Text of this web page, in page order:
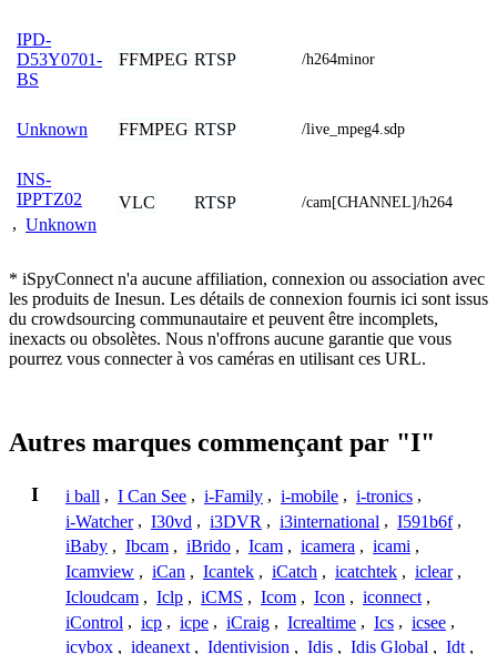
IPD-
D53Y0701-
BS
FFMPEG RTSP /h264minor
Unknown FFMPEG RTSP /live_mpeg4.sdp
INS-
IPPTZ02
, Unknown
VLC RTSP /cam[CHANNEL]/h264
* iSpyConnect n'a aucune affiliation, connexion ou association avec
les produits de Inesun. Les détails de connexion fournis ici sont issus
du crowdsourcing communautaire et peuvent être incomplets,
inexacts ou obsolètes. Nous n'offrons aucune garantie que vous
pourrez vous connecter à vos caméras en utilisant ces URL.
Autres marques commençant par "I"
I i ball , I Can See , i-Family , i-mobile , i-tronics ,
i-Watcher , I30vd , i3DVR , i3international , I591b6f ,
iBaby , Ibcam , iBrido , Icam , icamera , icami ,
Icamview , iCan , Icantek , iCatch , icatchtek , iclear ,
Icloudcam , Iclp , iCMS , Icom , Icon , iconnect ,
iControl , icp , icpe , iCraig , Icrealtime , Ics , icsee ,
icybox , ideanext , Identivision , Idis , Idis Global , Idt ,